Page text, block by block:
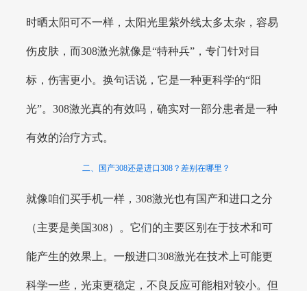
时晒太阳可不一样，太阳光里紫外线太多太杂，容易
伤皮肤，而308激光就像是“特种兵”，专门针对目
标，伤害更小。换句话说，它是一种更科学的“阳
光”。308激光真的有效吗，确实对一部分患者是一种
有效的治疗方式。
二、国产308还是进口308？差别在哪里？
就像咱们买手机一样，308激光也有国产和进口之分
（主要是美国308）。它们的主要区别在于技术和可
能产生的效果上。一般进口308激光在技术上可能更
科学一些，光束更稳定，不良反应可能相对较小。但